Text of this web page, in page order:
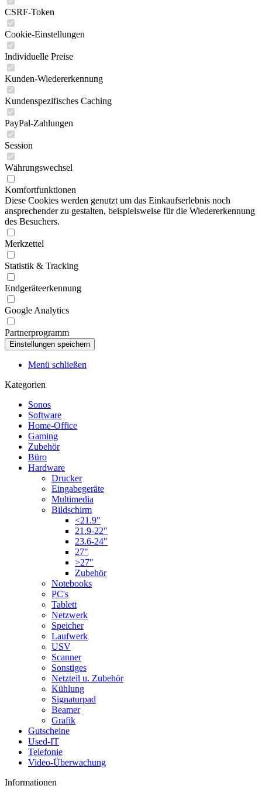
CSRF-Token
Cookie-Einstellungen
Individuelle Preise
Kunden-Wiedererkennung
Kundenspezifisches Caching
PayPal-Zahlungen
Session
Währungswechsel
Komfortfunktionen
Diese Cookies werden genutzt um das Einkaufserlebnis noch
ansprechender zu gestalten, beispielsweise für die Wiedererkennung
des Besuchers.
Merkzettel
Statistik & Tracking
Endgeräteerkennung
Google Analytics
Partnerprogramm
Menü schließen
Kategorien
Sonos
Software
Home-Office
Gaming
Zubehör
Büro
Hardware
Drucker
Eingabegeräte
Multimedia
Bildschirm
<21.9"
21.9-22"
23.6-24"
27"
>27"
Zubehör
Notebooks
PC's
Tablett
Netzwerk
Speicher
Laufwerk
USV
Scanner
Sonstiges
Netzteil u. Zubehör
Kühlung
Signaturpad
Beamer
Grafik
Gutscheine
Used-IT
Telefonie
Video-Überwachung
Informationen